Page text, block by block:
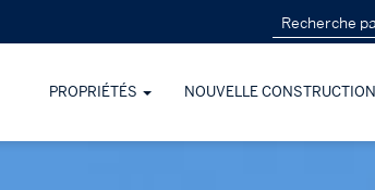
PROPRIÉTÉS NOUVELLE CONSTRUCTION